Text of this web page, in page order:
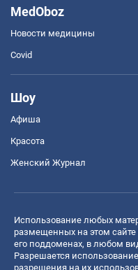
MedOboz
Новости медицины
Covid
Шоу
Афиша
Красота
Женский Журнал
Использование любых
размещенных на этом сайте
его поддоменах, в любом
Разрешается
разрешения на их